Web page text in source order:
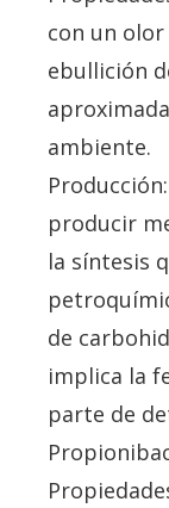
con un
ebullición
ambiente.
producir
la síntesis
de
implica la
parte de